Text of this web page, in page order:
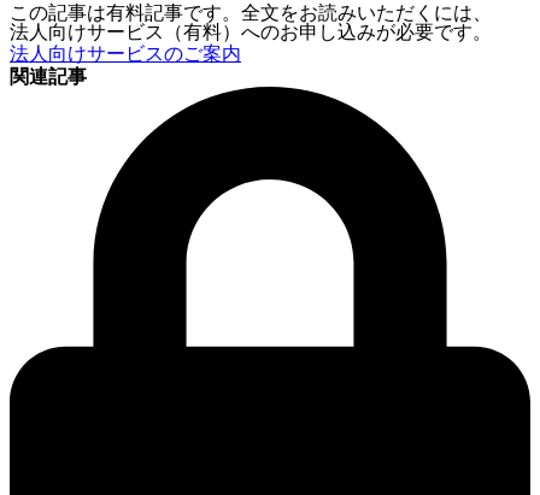
この記事は有料記事です。全文をお読みいただくには、
法人向けサービス（有料）へのお申し込みが必要です。
法人向けサービスのご案内
関連記事